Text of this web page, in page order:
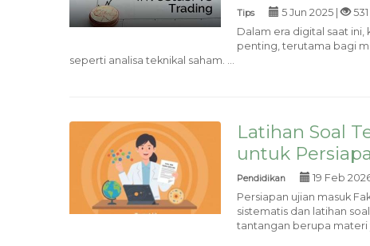
Tips 5 Jun 2025 |
531
Dalam era digital saat ini,
penting, terutama bagi
seperti analisa teknikal saham. ...
Latihan Soal
untuk
Pendidikan 19 Feb
Persiapan ujian masuk
sistematis dan latihan
tantangan berupa materi